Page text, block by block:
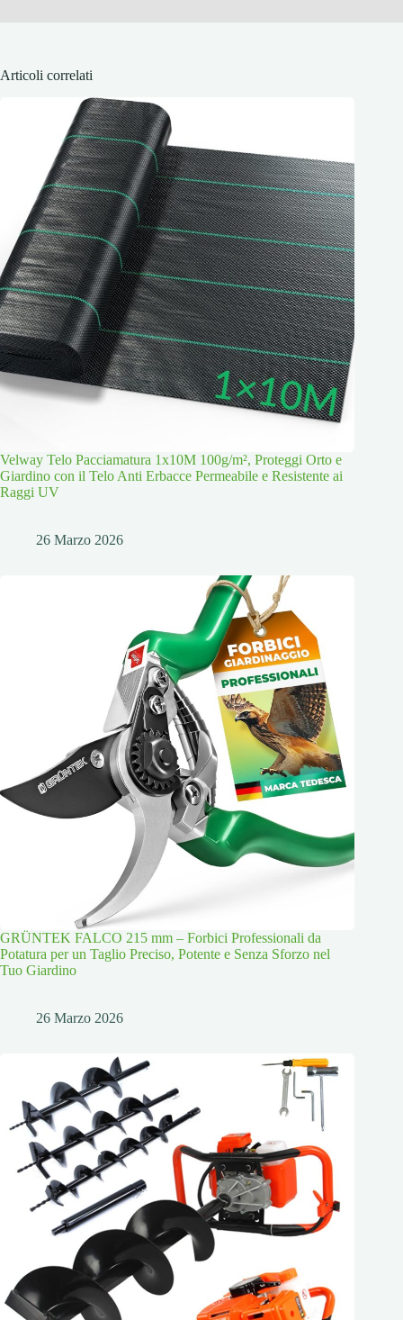
Articoli correlati
Velway Telo Pacciamatura 1x10M 100g/m², Proteggi Orto e
Giardino con il Telo Anti Erbacce Permeabile e Resistente ai
Raggi UV
26 Marzo 2026
GRÜNTEK FALCO 215 mm – Forbici Professionali da
Potatura per un Taglio Preciso, Potente e Senza Sforzo nel
Tuo Giardino
26 Marzo 2026